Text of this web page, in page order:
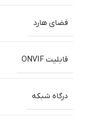
فضای هارد
قابلیت ONVIF
درگاه شبکه